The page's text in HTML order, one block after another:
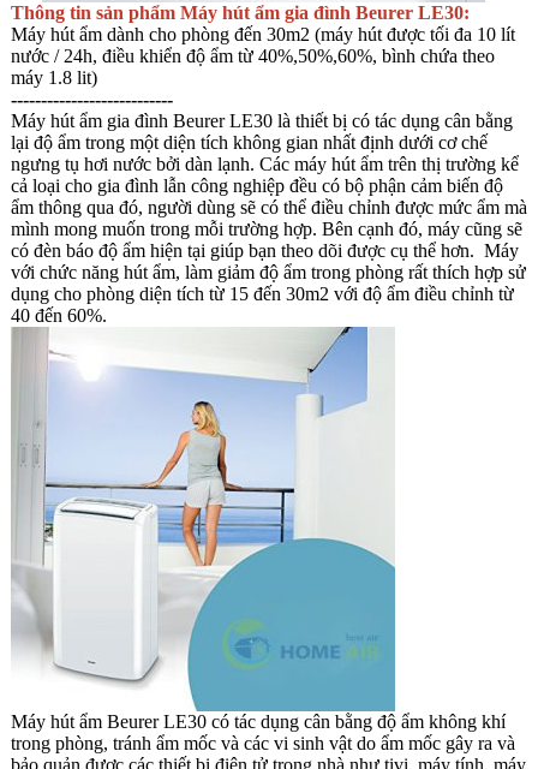
Thông tin sản phẩm Máy hút ẩm gia đình Beurer LE30:
Máy hút ẩm dành cho phòng đến 30m2 (máy hút được tối đa 10 lít
nước / 24h, điều khiển độ ẩm từ 40%,50%,60%, bình chứa theo
máy 1.8 lit)
---------------------------
Máy hút ẩm gia đình Beurer LE30 là thiết bị có tác dụng cân bằng
lại độ ẩm trong một diện tích không gian nhất định dưới cơ chế
ngưng tụ hơi nước bởi dàn lạnh. Các máy hút ẩm trên thị trường kể
cả loại cho gia đình lẫn công nghiệp đều có bộ phận cảm biến độ
ẩm thông qua đó, người dùng sẽ có thể điều chỉnh được mức ẩm mà
mình mong muốn trong mỗi trường hợp. Bên cạnh đó, máy cũng sẽ
có đèn báo độ ẩm hiện tại giúp bạn theo dõi được cụ thể hơn. Máy
với chức năng hút ẩm, làm giảm độ ẩm trong phòng rất thích hợp sử
dụng cho phòng diện tích từ 15 đến 30m2 với độ ẩm điều chỉnh từ
40 đến 60%.